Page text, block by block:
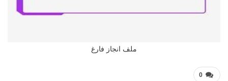
ملف انجاز فارغ
0